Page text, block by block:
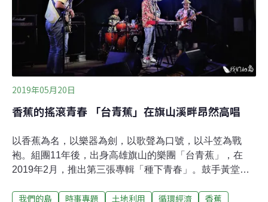
並不難。台史博結合館藏和園區生態 推動環境教育台灣歷
史博物館園區在建館時，將戶外綠地和滯洪池規劃為台灣
歷史公園，廣植台灣鄉土原生植物，並以低度干擾和維護
的方式，保留動植物棲地，涵養物種，同時作為環境教育
場域，讓民眾認識更多屬於自然多元生態的台灣歷史
2019年05月20日
香蕉的搖滾青春 「台青蕉」在旗山溪畔昂然高唱
以香蕉為名，以樂器為劍，以歌聲為口號，以斗笠為戰
袍。組團11年後，出身高雄旗山的樂團「台青蕉」，在
2019年2月，推出第三張專輯「種下青春」。鼓手黃堂軒
樣，大笑不止。他說：「我們又不是音樂科班長大，所以
我們的島 時事專題 土地利用 循環經濟
香蕉